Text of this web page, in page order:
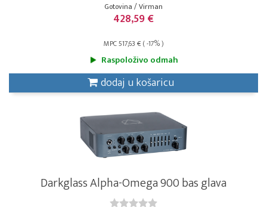
Gotovina / Virman
428,59 €
MPC 517,63 € ( -17% )
Raspoloživo odmah
dodaj u košaricu
Darkglass Alpha-Omega 900 bas glava